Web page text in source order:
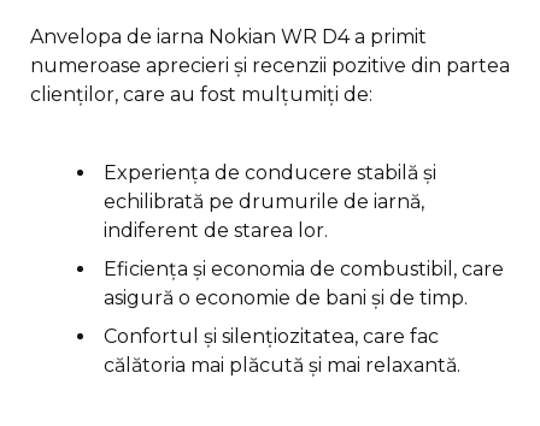
Anvelopa de iarna Nokian WR D4 a primit
numeroase aprecieri și recenzii pozitive din partea
clienților, care au fost mulțumiți de:
Experiența de conducere stabilă și
echilibrată pe drumurile de iarnă,
indiferent de starea lor.
Eficiența și economia de combustibil, care
asigură o economie de bani și de timp.
Confortul și silențiozitatea, care fac
călătoria mai plăcută și mai relaxantă.